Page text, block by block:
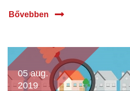
Bővebben
05 aug.
2019